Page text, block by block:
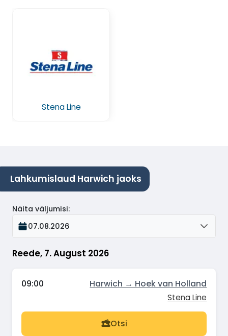
Stena Line
Lahkumislaud Harwich jaoks
Reede, 7. August 2026
Näita väljumisi:
07.08.2026
09:00 Harwich → Hoek van Holland
Stena Line
Otsi